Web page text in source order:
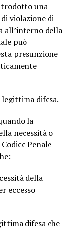
una
violazione di
all’interno della
può
presunzione
difesa.
la
necessità o
Penale
della
eccesso
difesa che